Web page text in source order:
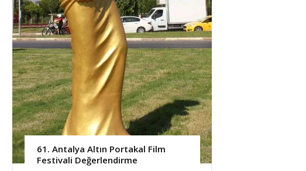
61. Antalya Altın Portakal Film
Festivali Değerlendirme